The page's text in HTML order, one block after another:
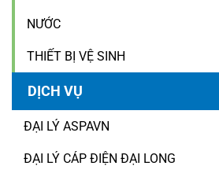
NƯỚC
THIẾT BỊ VỆ SINH
DỊCH VỤ
ĐẠI LÝ ASPAVN
ĐẠI LÝ CÁP ĐIỆN ĐẠI LONG